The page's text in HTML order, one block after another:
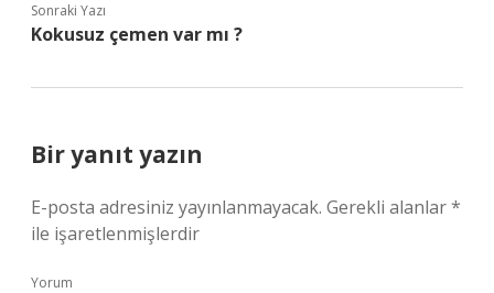
Sonraki Yazı
Kokusuz çemen var mı ?
Bir yanıt yazın
E-posta adresiniz yayınlanmayacak. Gerekli alanlar*
ile işaretlenmişlerdir
Yorum